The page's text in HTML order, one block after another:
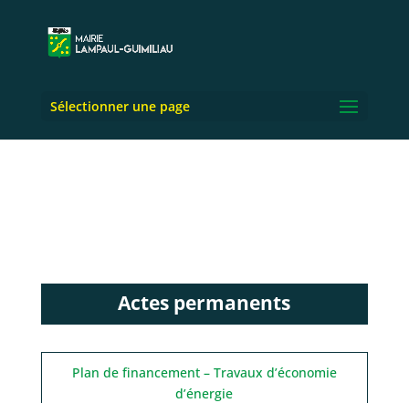
Sélectionner une page
Actes permanents
Plan de financement – Travaux d’économie
d’énergie